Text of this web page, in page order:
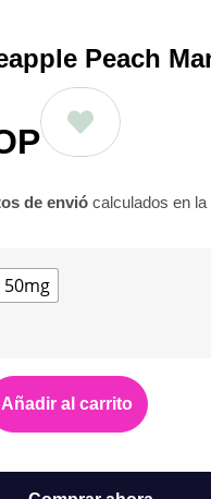
Peach
de envió calculados en la
50mg
Añadir al carrito